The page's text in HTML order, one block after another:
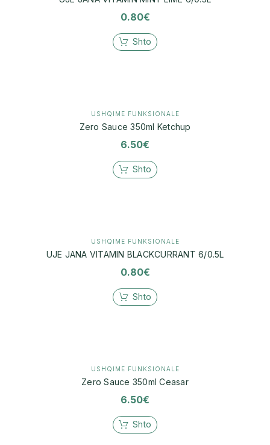
0.80€
Shto
USHQIME FUNKSIONALE
Zero Sauce 350ml Ketchup
6.50€
Shto
USHQIME FUNKSIONALE
UJE JANA VITAMIN BLACKCURRANT 6/0.5L
0.80€
Shto
USHQIME FUNKSIONALE
Zero Sauce 350ml Ceasar
6.50€
Shto